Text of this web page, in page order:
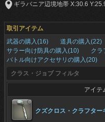
ギラバニア辺境地帯 X:30.6
取引アイテム
武器の購入(16)
道具の購入(22)
サラー向け防具の購入(10)
クラ
バトル向けアクセサリの購入(20)
クラス・ジョブ フィルタ
アイテ
クズクロス・クラフター